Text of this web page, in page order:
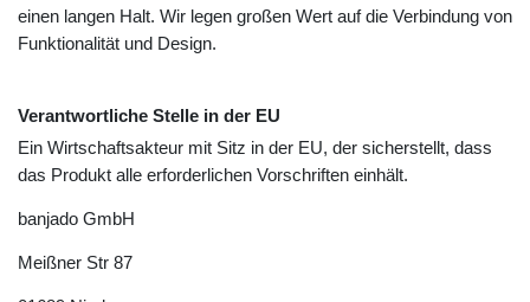
einen langen Halt. Wir legen großen Wert auf die Verbindung von
Funktionalität und Design.
Verantwortliche Stelle in der EU
Ein Wirtschaftsakteur mit Sitz in der EU, der sicherstellt, dass
das Produkt alle erforderlichen Vorschriften einhält.
banjado GmbH
Meißner Str 87